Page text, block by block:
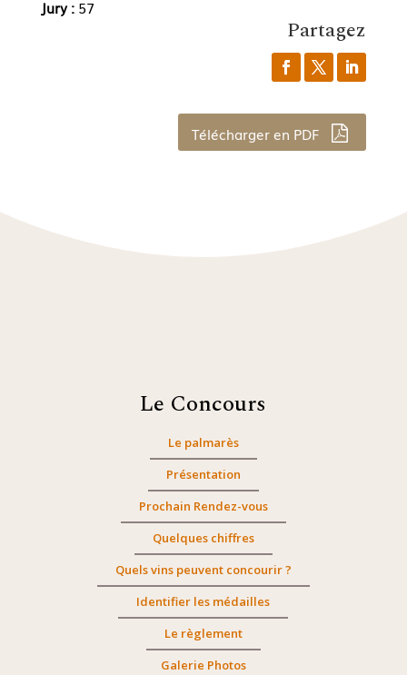
Jury : 57
Partagez
Télécharger en PDF
Le Concours
Le palmarès
Présentation
Prochain Rendez-vous
Quelques chiffres
Quels vins peuvent concourir ?
Identifier les médailles
Le règlement
Galerie Photos